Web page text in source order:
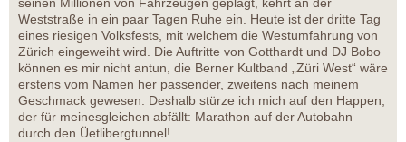
seinen Millionen von Fahrzeugen geplagt, kehrt an der
Weststraße in ein paar Tagen Ruhe ein. Heute ist der dritte Tag
eines riesigen Volksfests, mit welchem die Westumfahrung von
Zürich eingeweiht wird. Die Auftritte von Gotthardt und DJ Bobo
können es mir nicht antun, die Berner Kultband „Züri West“ wäre
erstens vom Namen her passender, zweitens nach meinem
Geschmack gewesen. Deshalb stürze ich mich auf den Happen,
der für meinesgleichen abfällt: Marathon auf der Autobahn
durch den Üetlibergtunnel!